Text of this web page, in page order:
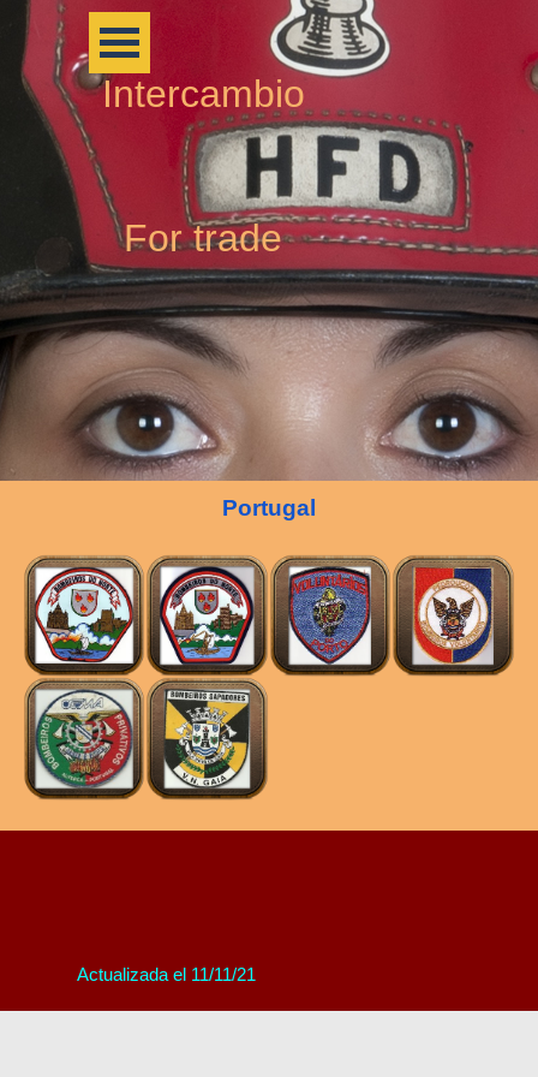
Intercambio
For trade
Portugal
Actualizada el 11/11/21